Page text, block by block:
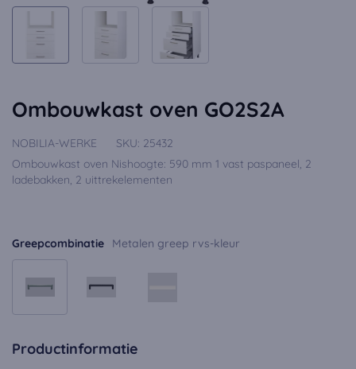
Ombouwkast oven GO2S2A
NOBILIA-WERKE SKU: 25432
Ombouwkast oven Nishoogte: 590 mm 1 vast paspaneel, 2
ladebakken, 2 uittrekelementen
Greepcombinatie Metalen greep rvs-kleur
Productinformatie